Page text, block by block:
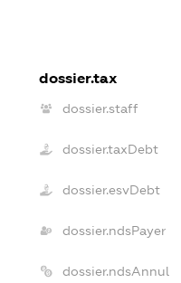
dossier.tax
dossier.staff
dossier.taxDebt
dossier.esvDebt
dossier.ndsPayer
dossier.ndsAnnul